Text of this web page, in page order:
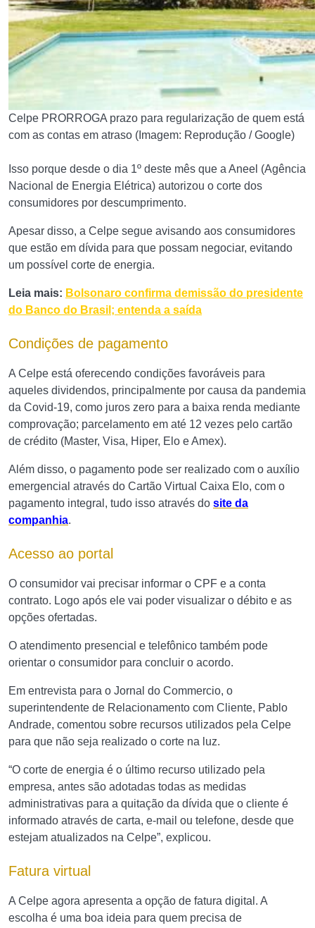
Celpe PRORROGA prazo para regularização de quem está
com as contas em atraso (Imagem: Reprodução / Google)
Isso porque desde o dia 1º deste mês que a Aneel (Agência
Nacional de Energia Elétrica) autorizou o corte dos
consumidores por descumprimento.
Apesar disso, a Celpe segue avisando aos consumidores
que estão em dívida para que possam negociar, evitando
um possível corte de energia.
Leia mais: Bolsonaro confirma demissão do presidente
do Banco do Brasil; entenda a saída
Condições de pagamento
A Celpe está oferecendo condições favoráveis para
aqueles dividendos, principalmente por causa da pandemia
da Covid-19, como juros zero para a baixa renda mediante
comprovação; parcelamento em até 12 vezes pelo cartão
de crédito (Master, Visa, Hiper, Elo e Amex).
Além disso, o pagamento pode ser realizado com o auxílio
emergencial através do Cartão Virtual Caixa Elo, com o
pagamento integral, tudo isso através do site da
companhia.
Acesso ao portal
O consumidor vai precisar informar o CPF e a conta
contrato. Logo após ele vai poder visualizar o débito e as
opções ofertadas.
O atendimento presencial e telefônico também pode
orientar o consumidor para concluir o acordo.
Em entrevista para o Jornal do Commercio, o
superintendente de Relacionamento com Cliente, Pablo
Andrade, comentou sobre recursos utilizados pela Celpe
para que não seja realizado o corte na luz.
“O corte de energia é o último recurso utilizado pela
empresa, antes são adotadas todas as medidas
administrativas para a quitação da dívida que o cliente é
informado através de carta, e-mail ou telefone, desde que
estejam atualizados na Celpe”, explicou.
Fatura virtual
A Celpe agora apresenta a opção de fatura digital. A
escolha é uma boa ideia para quem precisa de